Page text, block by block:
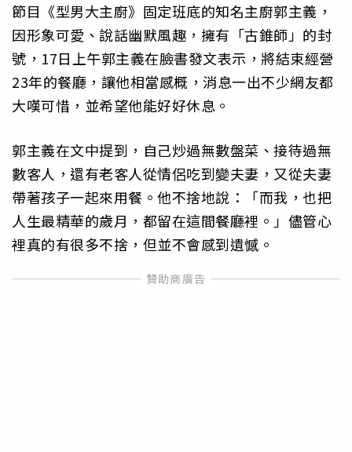
節目《型男大主廚》固定班底的知名主廚郭主義，
因形象可愛、說話幽默風趣，擁有「古錐師」的封
號，17日上午郭主義在臉書發文表示，將結束經營
23年的餐廳，讓他相當感概，消息一出不少網友都
大嘆可惜，並希望他能好好休息。
郭主義在文中提到，自己炒過無數盤菜、接待過無
數客人，還有老客人從情侶吃到變夫妻，又從夫妻
帶著孩子一起來用餐。他不捨地說：「而我，也把
人生最精華的歲月，都留在這間餐廳裡。」儘管心
裡真的有很多不捨，但並不會感到遺憾。